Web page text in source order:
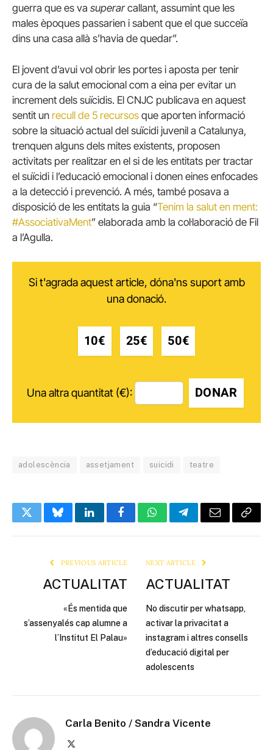
guerra que es va superarcallant, assumint que les
males èpoques passarien i sabent que el que succeïa
dins una casa allà s’havia de quedar”.
El jovent d’avui vol obrir les portes i aposta per tenir
cura de la salut emocional com a eina per evitar un
increment dels suïcidis. El CNJC publicava en aquest
sentit un recull de 5 recursos que aporten informació
sobre la situació actual del suïcidi juvenil a Catalunya,
trenquen alguns dels mites existents, proposen
activitats per realitzar en el si de les entitats per tractar
el suïcidi i l’educació emocional i donen eines enfocades
a la detecció i prevenció. A més, també posava a
disposició de les entitats la guia “Tenim la salut en ment:
#AssociativaMent” elaborada amb la col·laboració de Fil
a l’Agulla.
Si t'agrada aquest article, dóna'ns suport amb
una donació.
10€ 25€ 50€
Una altra quantitat (€): DONAR
adolescència assetjament suicidi teatre
TwitterBlueskyLinkedInFacebookWhatsAppTelegramEmail Copy
PREVIOUS ARTICLE
ACTUALITAT
«És mentida que
s’assenyalés cap alumne a
l’Institut El Palau»
NEXT ARTICLE
ACTUALITAT
No discutir per whatsapp,
activar la privacitat a
instagram i altres consells
d’educació digital per
adolescents
Carla Benito / Sandra Vicente